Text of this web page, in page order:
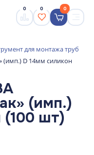
0 0 0
для монтажа труб
(имп.) D 14мм силикон
(имп.)
(100 шт)